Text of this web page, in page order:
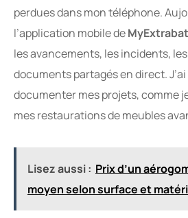
perdues dans mon téléphone.
l’application mobile deMyExtrabat
les avancements, les incidents,
documents partagés en direct.
documenter mes projets, comme
mes restaurations de meubles
Lisez aussi : Prix d’un
moyen selon surface et